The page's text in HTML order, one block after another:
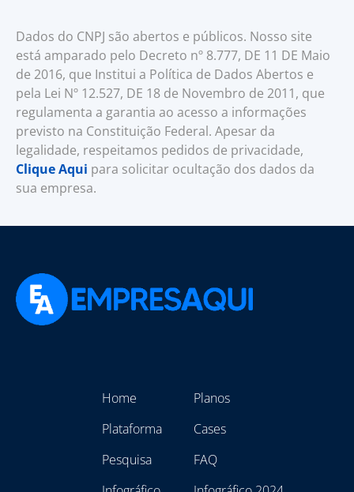
Dados do CNPJ são abertos e públicos. Nosso site
está amparado pelo Decreto nº 8.777, DE 11 DE Maio
de 2016, que Institui a Política de Dados Abertos e
pela Lei Nº 12.527, DE 18 de Novembro de 2011, que
regulamenta a garantia ao acesso a informações
previsto na Constituição Federal. Apesar da
legalidade, respeitamos pedidos de privacidade,
Clique Aqui para solicitar ocultação dos dados da
sua empresa.
Home
Plataforma
Pesquisa
Planos
Cases
FAQ